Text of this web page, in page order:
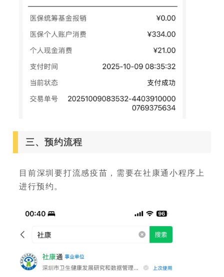
三、预约流程
目前深圳要打流感疫苗，需要在社康通小程序上
进行预约。